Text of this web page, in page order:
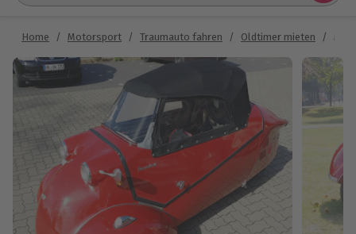
Home / Motorsport / Traumauto fahren / Oldtimer mieten /